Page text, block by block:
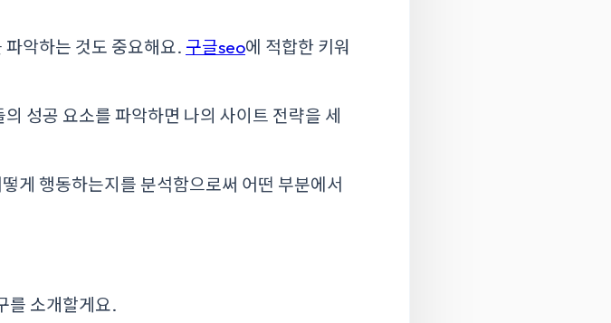
악하는 것도 중요해요. 구글seo에 적합한 키워
성공 요소를 파악하면 나의 사이트 전략을 세
게 행동하는지를 분석함으로써 어떤 부분에서
를 소개할게요.